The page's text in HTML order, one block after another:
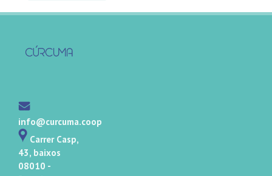
info@curcuma.coop
Carrer Casp,
43, baixos
08010 -